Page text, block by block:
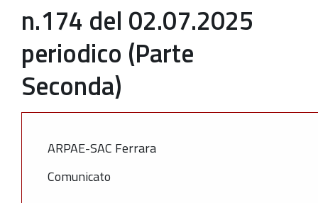
n.174 del 02.07.2025
periodico (Parte
Seconda)
ARPAE-SAC Ferrara
Comunicato